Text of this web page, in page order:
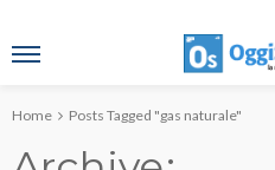
Home Posts Tagged "gas naturale"